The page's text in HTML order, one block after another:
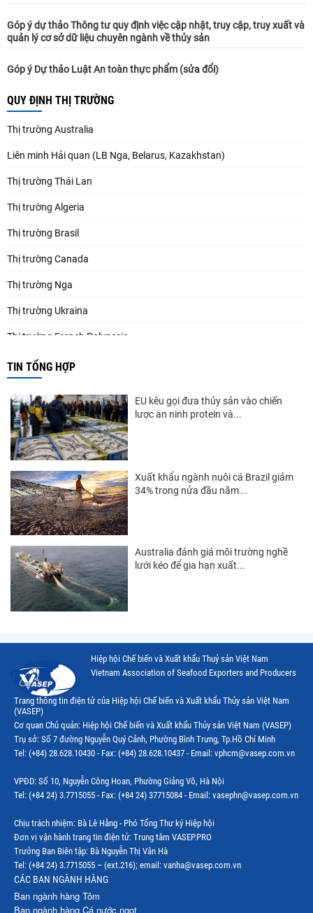
Góp ý dự thảo Thông tư quy định việc cập nhật, truy cập, truy xuất và
quản lý cơ sở dữ liệu chuyên ngành về thủy sản
Góp ý Dự thảo Luật An toàn thực phẩm (sửa đổi)
QUY ĐỊNH THỊ TRƯỜNG
Thị trường Australia
Liên minh Hải quan (LB Nga, Belarus, Kazakhstan)
Thị trường Thái Lan
Thị trường Algeria
Thị trường Brasil
Thị trường Canada
Thị trường Nga
Thị trường Ukraina
Thị trường French Polynesia
Thị trường Trung Quốc
Thị trường New Zealand
Thị trường Đài Loan
Thị trường Mỹ
Thị trường EU
Thị trường Nhật Bản
Thị trường Việt Nam
TIN TỔNG HỢP
EU kêu gọi đưa thủy sản vào chiến
lược an ninh protein và...
Xuất khẩu ngành nuôi cá Brazil giảm
34% trong nửa đầu năm...
Australia đánh giá môi trường nghề
lưới kéo để gia hạn xuất...
Hiệp hội Chế biến và Xuất khẩu Thuỷ sản Việt Nam
Vietnam Association of Seafood Exporters and Producers
Trang thông tin điện tử của Hiệp hội Chế biến và Xuất khẩu Thủy sản Việt Nam
(VASEP)
Cơ quan Chủ quản: Hiệp hội Chế biến và Xuất khẩu Thủy sản Việt Nam (VASEP)
Trụ sở: Số 7 đường Nguyễn Quý Cảnh, Phường Bình Trưng, Tp.Hồ Chí Minh
Tel: (+84) 28.628.10430 - Fax: (+84) 28.628.10437 - Email: vphcm@vasep.com.vn
VPĐD: Số 10, Nguyễn Công Hoan, Phường Giảng Võ, Hà Nội
Tel: (+84 24) 3.7715055 - Fax: (+84 24) 37715084 - Email: vasephn@vasep.com.vn
Chịu trách nhiệm: Bà Lê Hằng - Phó Tổng Thư ký Hiệp hội
Đơn vị vận hành trang tin điện tử: Trung tâm VASEP.PRO
Trưởng Ban Biên tập: Bà Nguyễn Thị Vân Hà
Tel: (+84 24) 3.7715055 – (ext.216); email: vanha@vasep.com.vn
CÁC BAN NGÀNH HÀNG
Ban ngành hàng Tôm
Ban ngành hàng Cá nước ngọt